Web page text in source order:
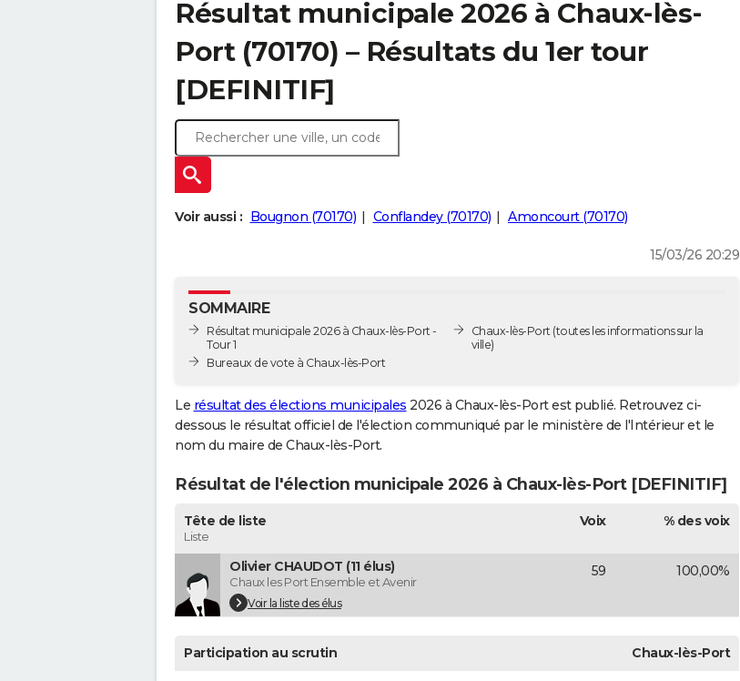
Résultat municipale 2026 à Chaux-lès-
Port (70170) – Résultats du 1er tour
[DEFINITIF]
Voir aussi : Bougnon (70170) Conflandey (70170) Amoncourt (70170)
15/03/26 20:29
SOMMAIRE
Résultat municipale 2026 à Chaux-lès-Port -
Tour 1
Bureaux de vote à Chaux-lès-Port
Chaux-lès-Port (toutes les informations sur la
ville)
Le résultat des élections municipales 2026 à Chaux-lès-Port est publié. Retrouvez ci-
dessous le résultat officiel de l'élection communiqué par le ministère de l'Intérieur et le
nom du maire de Chaux-lès-Port.
Résultat de l'élection municipale 2026 à Chaux-lès-Port [DEFINITIF]
Tête de liste
Liste
Voix % des voix
Olivier CHAUDOT (11 élus)
Chaux les Port Ensemble et Avenir
Voir la liste des élus
59 100,00%
Participation au scrutin Chaux-lès-Port